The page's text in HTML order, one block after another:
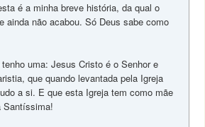
é a minha breve história, da qual o
ainda não acabou. Só Deus sabe como
uma: Jesus Cristo é o Senhor e
que quando levantada pela Igreja
a si. E que esta Igreja tem como mãe
Santíssima!